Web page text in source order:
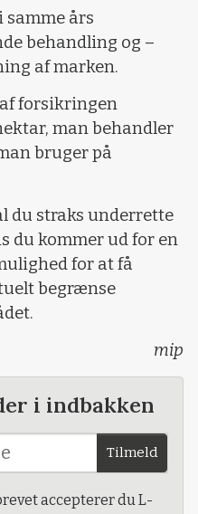
års
behandling og –
af marken.
forsikringen
man behandler
bruger på
du straks underrette
du kommer ud for en
for at få
begrænse
mip
i indbakken
Tilmeld
accepterer du L-